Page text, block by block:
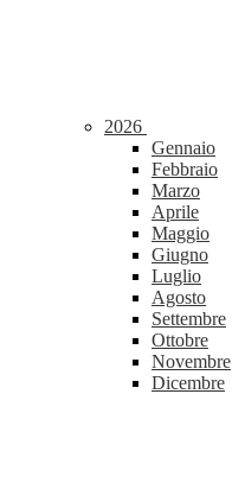
2026
Gennaio
Febbraio
Marzo
Aprile
Maggio
Giugno
Luglio
Agosto
Settembre
Ottobre
Novembre
Dicembre